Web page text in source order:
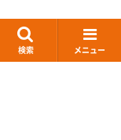
検索 メニュー